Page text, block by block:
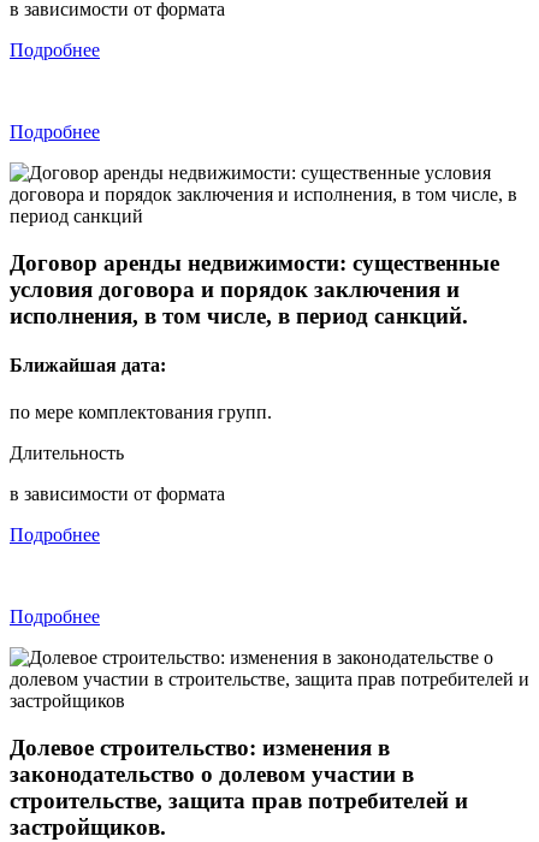
в зависимости от формата
Подробнее
Подробнее
Договор аренды недвижимости: существенные
условия договора и порядок заключения и
исполнения, в том числе, в период санкций.
Ближайшая дата:
по мере комплектования групп.
Длительность
в зависимости от формата
Подробнее
Подробнее
Долевое строительство: изменения в
законодательство о долевом участии в
строительстве, защита прав потребителей и
застройщиков.